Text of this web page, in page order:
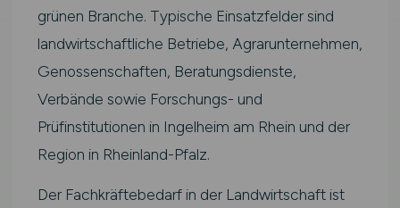
grünen Branche. Typische Einsatzfelder sind
landwirtschaftliche Betriebe, Agrarunternehmen,
Genossenschaften, Beratungsdienste,
Verbände sowie Forschungs- und
Prüfinstitutionen in Ingelheim am Rhein und der
Region in Rheinland-Pfalz.
Der Fachkräftebedarf in der Landwirtschaft ist